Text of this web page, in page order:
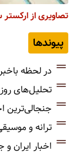
تصاویری از
پیوندها
در لحظه
تحلیل‌های
جنجالی‌ترین
ترانه و
اخبار ایران و